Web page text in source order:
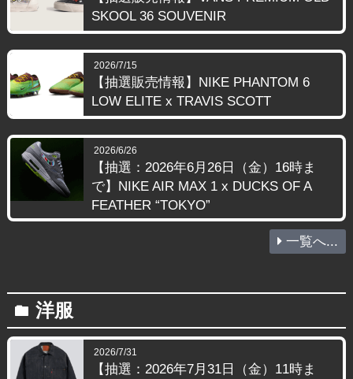
SKOOL 36 SOUVENIR
2026/7/15
【抽選販売情報】NIKE PHANTOM 6
LOW ELITE x TRAVIS SCOTT
2026/6/26
【抽選：2026年6月26日（金）16時ま
で】NIKE AIR MAX 1 x DUCKS OF A
FEATHER “TOKYO”
一覧へ...
folder 洋服
2026/7/31
【抽選：2026年7月31日（金）11時ま